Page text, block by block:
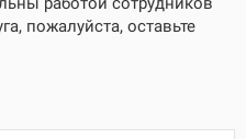
пожалуйста, оставьте